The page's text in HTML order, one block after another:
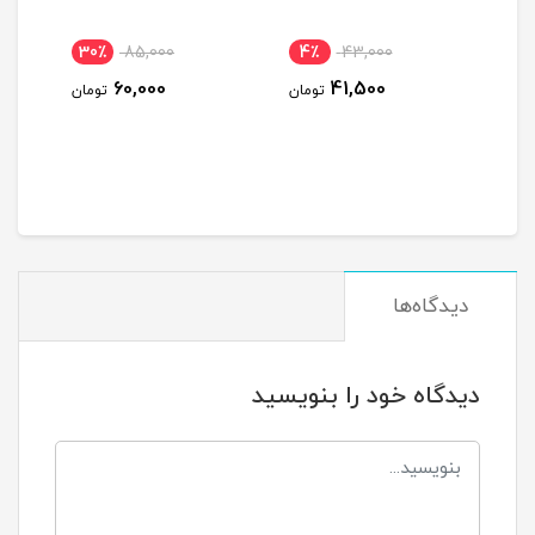
43,000 4٪
41,500 تومان
85,000 30٪
60,000 تومان
دیدگاه‌ها
دیدگاه خود را بنویسید